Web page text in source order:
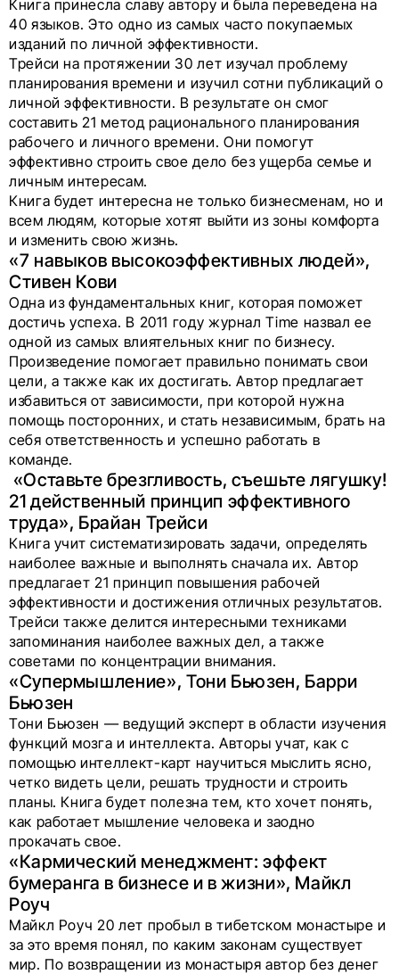
Книга принесла славу автору и была переведена на
40 языков. Это одно из самых часто покупаемых
изданий по личной эффективности.
Трейси на протяжении 30 лет изучал проблему
планирования времени и изучил сотни публикаций о
личной эффективности. В результате он смог
составить 21 метод рационального планирования
рабочего и личного времени. Они помогут
эффективно строить свое дело без ущерба семье и
личным интересам.
Книга будет интересна не только бизнесменам, но и
всем людям, которые хотят выйти из зоны комфорта
и изменить свою жизнь.
«7 навыков высокоэффективных людей»,
Стивен Кови
Одна из фундаментальных книг, которая поможет
достичь успеха. В 2011 году журнал Time назвал ее
одной из самых влиятельных книг по бизнесу.
Произведение помогает правильно понимать свои
цели, а также как их достигать. Автор предлагает
избавиться от зависимости, при которой нужна
помощь посторонних, и стать независимым, брать на
себя ответственность и успешно работать в
команде.
«Оставьте брезгливость, съешьте лягушку!
21 действенный принцип эффективного
труда», Брайан Трейси
Книга учит систематизировать задачи, определять
наиболее важные и выполнять сначала их. Автор
предлагает 21 принцип повышения рабочей
эффективности и достижения отличных результатов.
Трейси также делится интересными техниками
запоминания наиболее важных дел, а также
советами по концентрации внимания.
«Супермышление», Тони Бьюзен, Барри
Бьюзен
Тони Бьюзен — ведущий эксперт в области изучения
функций мозга и интеллекта. Авторы учат, как с
помощью интеллект-карт научиться мыслить ясно,
четко видеть цели, решать трудности и строить
планы. Книга будет полезна тем, кто хочет понять,
как работает мышление человека и заодно
прокачать свое.
«Кармический менеджмент: эффект
бумеранга в бизнесе и в жизни», Майкл
Роуч
Майкл Роуч 20 лет пробыл в тибетском монастыре и
за это время понял, по каким законам существует
мир. По возвращении из монастыря автор без денег